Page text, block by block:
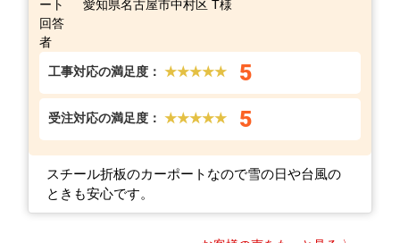
愛知県名古屋市中村区 T様
工事対応の満足度： ★★★★★ 5
受注対応の満足度： ★★★★★ 5
スチール折板のカーポートなので雪の日や台風の
ときも安心です。